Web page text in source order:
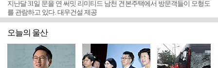
지난달 31일 문을 연 써밋 리미티드 남천 견본주택에서 방문객들이 모형도
를 관람하고 있다. 대우건설 제공
오늘의 울산